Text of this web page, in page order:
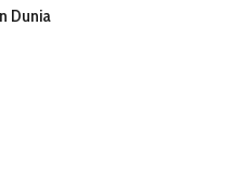
Dunia